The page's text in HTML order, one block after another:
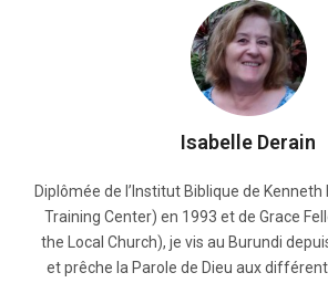
Isabelle Derain
Diplômée de l’Institut Biblique de
Training Center) en 1993 et de Grace
the Local Church), je vis au Burundi
et prêche la Parole de Dieu aux